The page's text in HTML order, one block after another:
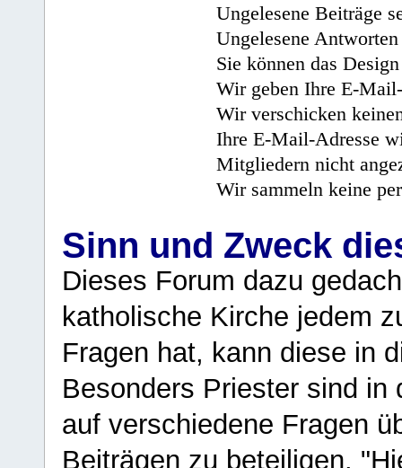
Ungelesene Beiträge
Ungelesene
Sie können das
Wir geben Ihre E-
Wir verschicken
Ihre E-Mail-Adresse
Mitgliedern nicht
Wir sammeln keine
Sinn und Zweck
Dieses Forum dazu
katholische Kirche jedem
Fragen hat, kann diese in
Besonders Priester sind in
auf verschiedene Fragen
Beiträgen zu beteiligen.